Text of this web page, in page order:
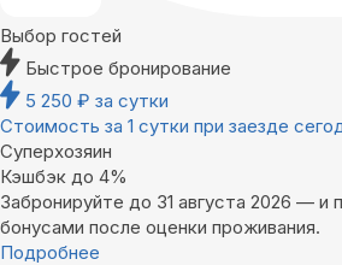
Выбор гостей
Быстрое бронирование
5 250 ₽ за сутки
Стоимость за 1 сутки при заезде
Суперхозяин
Кэшбэк до 4%
Забронируйте до 31 августа 2026 — и
бонусами после оценки проживания.
Подробнее